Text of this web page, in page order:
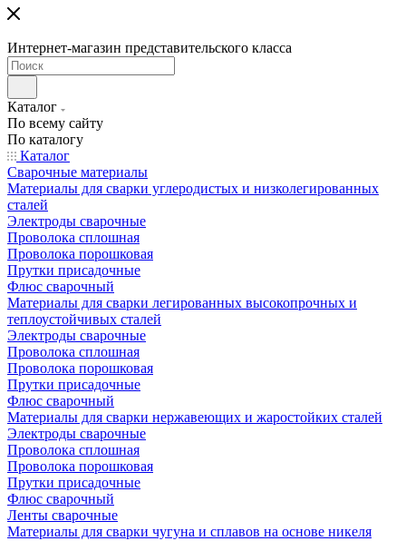
Интернет-магазин представительского класса
Каталог
По всему сайту
По каталогу
Каталог
Сварочные материалы
Материалы для сварки углеродистых и низколегированных
сталей
Электроды сварочные
Проволока сплошная
Проволока порошковая
Прутки присадочные
Флюс сварочный
Материалы для сварки легированных высокопрочных и
теплоустойчивых сталей
Электроды сварочные
Проволока сплошная
Проволока порошковая
Прутки присадочные
Флюс сварочный
Материалы для сварки нержавеющих и жаростойких сталей
Электроды сварочные
Проволока сплошная
Проволока порошковая
Прутки присадочные
Флюс сварочный
Ленты сварочные
Материалы для сварки чугуна и сплавов на основе никеля